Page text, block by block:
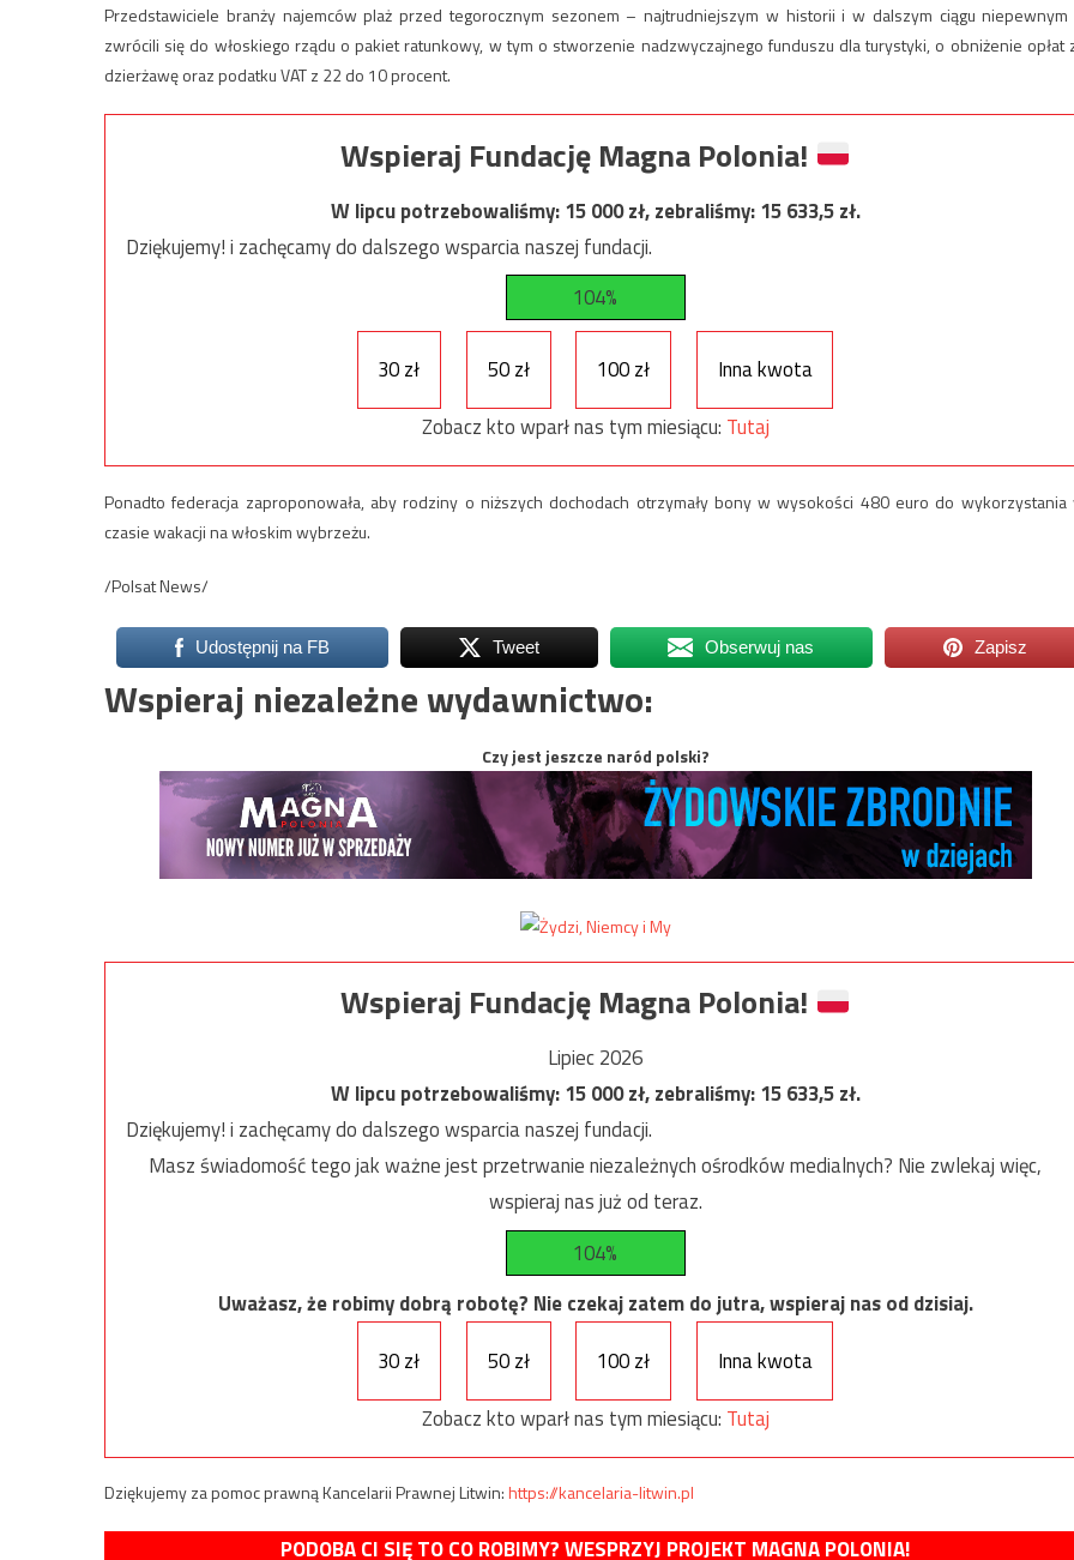
Przedstawiciele branży najemców plaż przed tegorocznym sezonem – najtrudniejszym w historii i w dalszym ciągu
zwrócili się do włoskiego rządu o pakiet ratunkowy, w tym o stworzenie nadzwyczajnego funduszu dla turystyki, o obniżenie opłat
dzierżawę oraz podatku VAT z 22 do 10 procent.
Wspieraj Fundację Magna Polonia!
W lipcu potrzebowaliśmy:15 000zł, zebraliśmy:15 633,5zł.
Dziękujemy! i zachęcamy do dalszego wsparcia naszej fundacji.
104%
30 zł 50 zł 100 zł
Inna kwota
Zobacz kto wparł nas tym miesiącu: Tutaj
Ponadto federacja zaproponowała, aby rodziny o niższych dochodach otrzymały bony w wysokości 480 euro do wykorzystania
czasie wakacji na włoskim wybrzeżu.
/Polsat News/
Udostępnij na FB Tweet Obserwuj nas Zapisz
Wspieraj niezależne wydawnictwo:
Czy jest jeszcze naród polski?
Wspieraj Fundację Magna Polonia!
Lipiec 2026
W lipcu potrzebowaliśmy:15 000zł, zebraliśmy:15 633,5zł.
Dziękujemy! i zachęcamy do dalszego wsparcia naszej fundacji.
Masz świadomość tego jak ważne jest przetrwanie niezależnych ośrodków medialnych? Nie zwlekaj więc,
wspieraj nas już od teraz.
104%
Uważasz, że robimy dobrą robotę? Nie czekaj zatem do jutra, wspieraj nas od dzisiaj.
30 zł
50 zł 100 zł
Inna kwota
Zobacz kto wparł nas tym miesiącu: Tutaj
Dziękujemy za pomoc prawną Kancelarii Prawnej Litwin:https://kancelaria-litwin.pl
PODOBA CI SIĘ TO CO ROBIMY? WESPRZYJ PROJEKT MAGNA POLONIA!